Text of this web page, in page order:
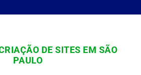
DE SITES EM SÃO
PAULO